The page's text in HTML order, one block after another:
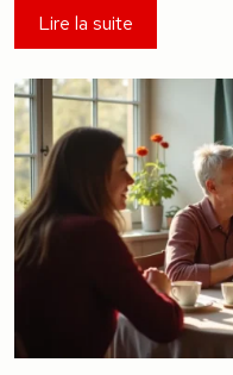
Lire la suite